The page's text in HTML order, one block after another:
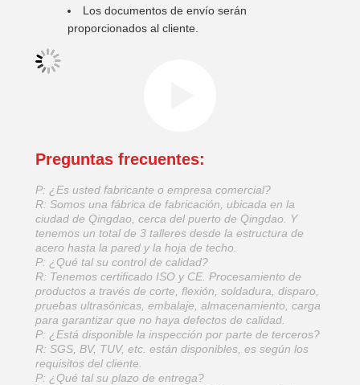
Los documentos de envío serán
proporcionados al cliente.
Preguntas frecuentes:
P: ¿Es usted fabricante o empresa comercial?
R: Somos una fábrica de fabricación, ubicada en la
ciudad de Qingdao, cerca del puerto de Qingdao. Y
tenemos un total de 3 talleres desde la estructura de
acero hasta la pared y la hoja de techo.
P: ¿Qué tal su control de calidad?
R: Tenemos certificado ISO y CE. Procesamiento de
productos a través de corte, flexión, soldadura, disparo,
pruebas ultrasónicas, embalaje, almacenamiento, carga
para garantizar que no haya defectos de calidad.
P: ¿Está disponible la inspección por parte de terceros?
R: SGS, BV, TUV, etc. están disponibles, es según los
requisitos del cliente.
P: ¿Qué tal su plazo de entrega?